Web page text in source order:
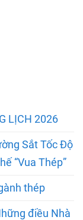
LỊCH 2026
Sắt Tốc Độ
“Vua Thép”
thép
điều Nhà